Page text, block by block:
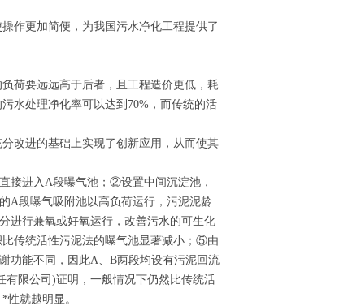
作更加简便，为我国污水净化工程提供了
荷要远远高于后者，且工程造价更低，耗
水处理净化率可以达到70%，而传统的活
改进的基础上实现了创新应用，从而使其
接进入A段曝气池；②设置中间沉淀池，
A段曝气吸附池以高负荷运行，污泥泥龄
进行兼氧或好氧运行，改善污水的可生化
传统活性污泥法的曝气池显著减小；⑤由
功能不同，因此A、B两段均设有污泥回流
限公司)证明，一般情况下仍然比传统活
就越明显。